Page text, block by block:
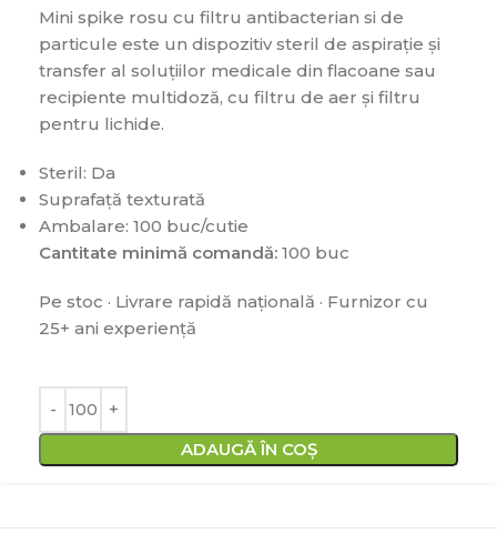
Mini spike rosu cu filtru antibacterian si de
particule este un dispozitiv steril de aspirație și
transfer al soluțiilor medicale din flacoane sau
recipiente multidoză, cu filtru de aer și filtru
pentru lichide.
Steril: Da
Suprafață texturată
Ambalare: 100 buc/cutie
Cantitate minimă comandă: 100 buc
Pe stoc · Livrare rapidă națională · Furnizor cu
25+ ani experiență
ADAUGĂ ÎN COȘ